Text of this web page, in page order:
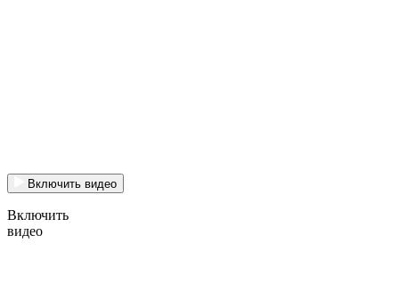
Включить видео
Включить
видео